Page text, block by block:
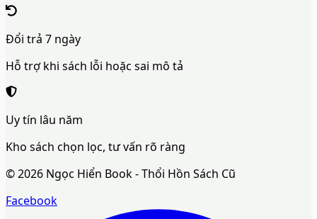
Đổi trả 7 ngày
Hỗ trợ khi sách lỗi hoặc sai mô tả
Uy tín lâu năm
Kho sách chọn lọc, tư vấn rõ ràng
©2026 Ngọc Hiển Book - Thổi Hồn Sách Cũ
Facebook